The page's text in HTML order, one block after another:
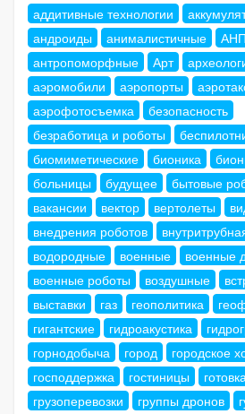
аддитивные технологии
андроиды
анималистичные
антропоморфные
Арт
аэромобили
аэропорты
аэрофотосъемка
безопасность
безработица и роботы
биомиметические
бионика
больницы
будущее бытовые
вакансии
вектор вертолеты
внедрения роботов
водородные
военные
военные
военные роботы
воздушные
выставки
газ геополитика
гигантские
гидроакустика
горнодобыча
город
городское
господдержка
гостиницы
грузоперевозки
группы дронов